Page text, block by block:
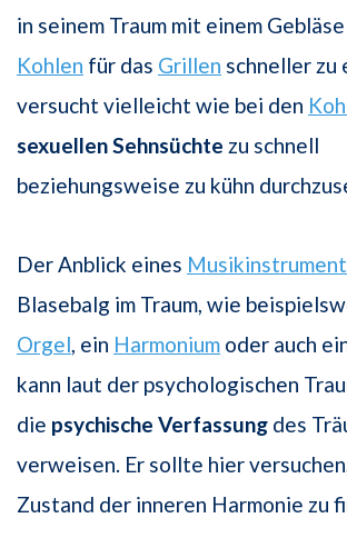
in seinem Traum mit einem
Kohlen für das Grillen schneller zu
versucht vielleicht wie bei den
sexuellen Sehnsüchte zu schnell
beziehungsweise zu kühn
Der Anblick eines
Blasebalg im Traum, wie
Orgel, ein Harmonium oder auch
kann laut der psychologischen
die psychische Verfassung des
verweisen. Er sollte hier
Zustand der inneren Harmonie zu